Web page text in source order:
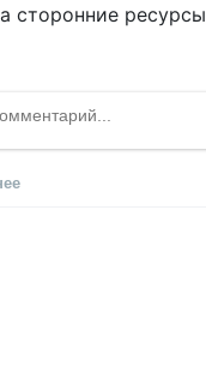
сторонние ресурсы